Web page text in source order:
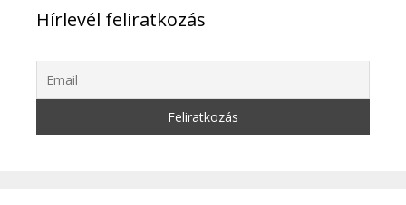
Hírlevél feliratkozás